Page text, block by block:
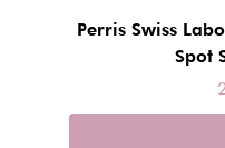
Perris Swiss
Spot